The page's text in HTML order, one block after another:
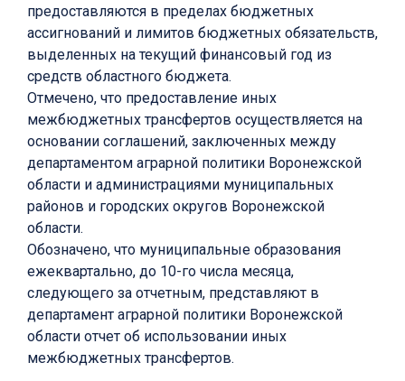
предоставляются в пределах бюджетных
ассигнований и лимитов бюджетных обязательств,
выделенных на текущий финансовый год из
средств областного бюджета.
Отмечено, что предоставление иных
межбюджетных трансфертов осуществляется на
основании соглашений, заключенных между
департаментом аграрной политики Воронежской
области и администрациями муниципальных
районов и городских округов Воронежской
области.
Обозначено, что муниципальные образования
ежеквартально, до 10-го числа месяца,
следующего за отчетным, представляют в
департамент аграрной политики Воронежской
области отчет об использовании иных
межбюджетных трансфертов.